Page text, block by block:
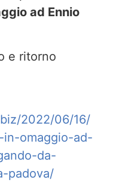
ad Ennio
e ritorno
2022/06/16/
omaggio-ad-
da-
padova/